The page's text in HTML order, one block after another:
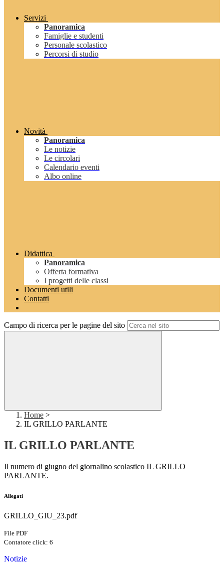
Servizi
Panoramica
Famiglie e studenti
Personale scolastico
Percorsi di studio
Novità
Panoramica
Le notizie
Le circolari
Calendario eventi
Albo online
Didattica
Panoramica
Offerta formativa
I progetti delle classi
Documenti utili
Contatti
Campo di ricerca per le pagine del sito
Home >
IL GRILLO PARLANTE
IL GRILLO PARLANTE
Il numero di giugno del giornalino scolastico IL GRILLO
PARLANTE.
Allegati
GRILLO_GIU_23.pdf
File PDF
Contatore click: 6
Notizie